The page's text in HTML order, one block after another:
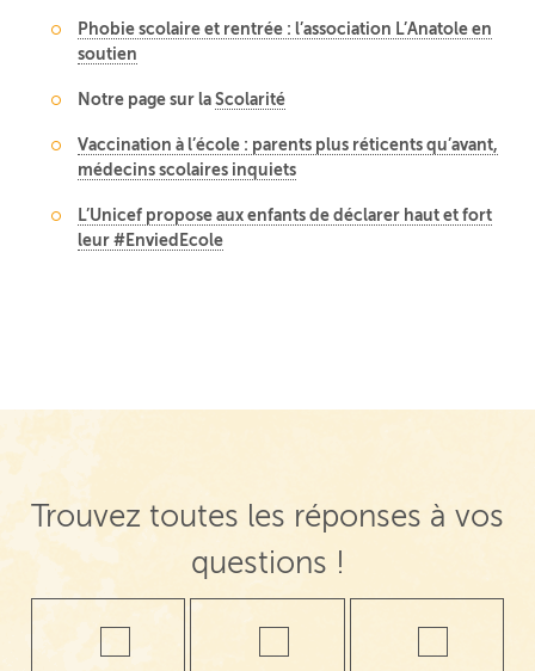
Phobie scolaire et rentrée : l’association L’Anatole en
soutien
Notre page sur laScolarité
Vaccination à l’école : parents plus réticents qu’avant,
médecins scolaires inquiets
L’Unicef propose aux enfants de déclarer haut et fort
leur #EnviedEcole
Trouvez toutes les réponses à vos
questions !